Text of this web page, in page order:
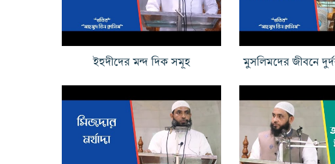
ইহুদীদের মন্দ দিক সমূহ